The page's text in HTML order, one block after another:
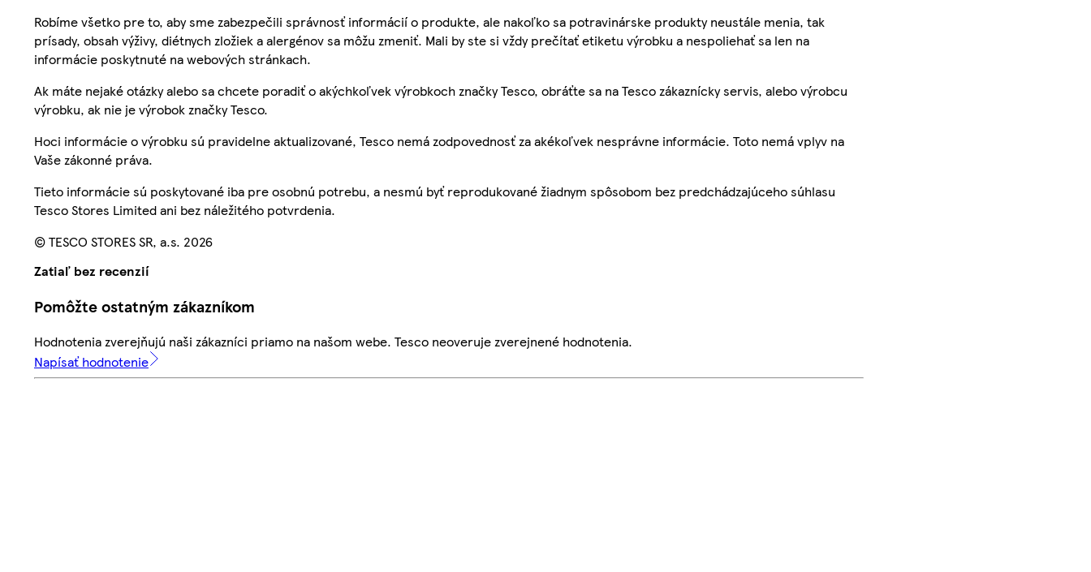
Robíme všetko pre to, aby sme zabezpečili správnosť informácií o produkte, ale nakoľko sa potravinárske produkty neustále menia, tak
prísady, obsah výživy, diétnych zložiek a alergénov sa môžu zmeniť. Mali by ste si vždy prečítať etiketu výrobku a nespoliehať sa len na
informácie poskytnuté na webových stránkach.
Ak máte nejaké otázky alebo sa chcete poradiť o akýchkoľvek výrobkoch značky Tesco, obráťte sa na Tesco zákaznícky servis, alebo výrobcu
výrobku, ak nie je výrobok značky Tesco.
Hoci informácie o výrobku sú pravidelne aktualizované, Tesco nemá zodpovednosť za akékoľvek nesprávne informácie. Toto nemá vplyv na
Vaše zákonné práva.
Tieto informácie sú poskytované iba pre osobnú potrebu, a nesmú byť reprodukované žiadnym spôsobom bez predchádzajúceho súhlasu
Tesco Stores Limited ani bez náležitého potvrdenia.
© TESCO STORES SR, a.s. 2026
Zatiaľ bez recenzií
Pomôžte ostatným zákazníkom
Hodnotenia zverejňujú naši zákazníci priamo na našom webe. Tesco neoveruje zverejnené hodnotenia.
Napísať hodnotenie